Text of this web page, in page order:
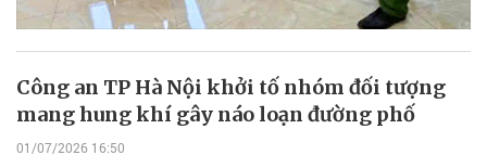
Công an TP Hà Nội khởi tố nhóm đối tượng
mang hung khí gây náo loạn đường phố
01/07/2026 16:50